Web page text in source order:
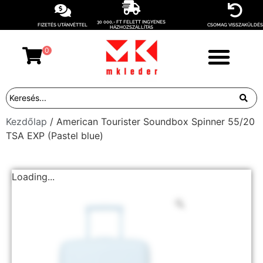
FIZETÉS UTÁNVÉTTEL
30 000,- FT FELETT INGYENES
HÁZHOZSZÁLLÍTÁS
CSOMAG VISSZAKÜLDÉS
0
Kezdőlap / American Tourister Soundbox Spinner 55/20
TSA EXP (Pastel blue)
Loading...